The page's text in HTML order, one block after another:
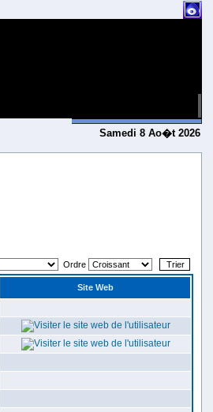
Samedi 8 Ao�t 2026
Ordre
Site Web